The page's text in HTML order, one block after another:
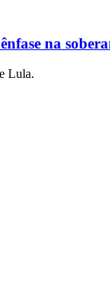
na
Lula.